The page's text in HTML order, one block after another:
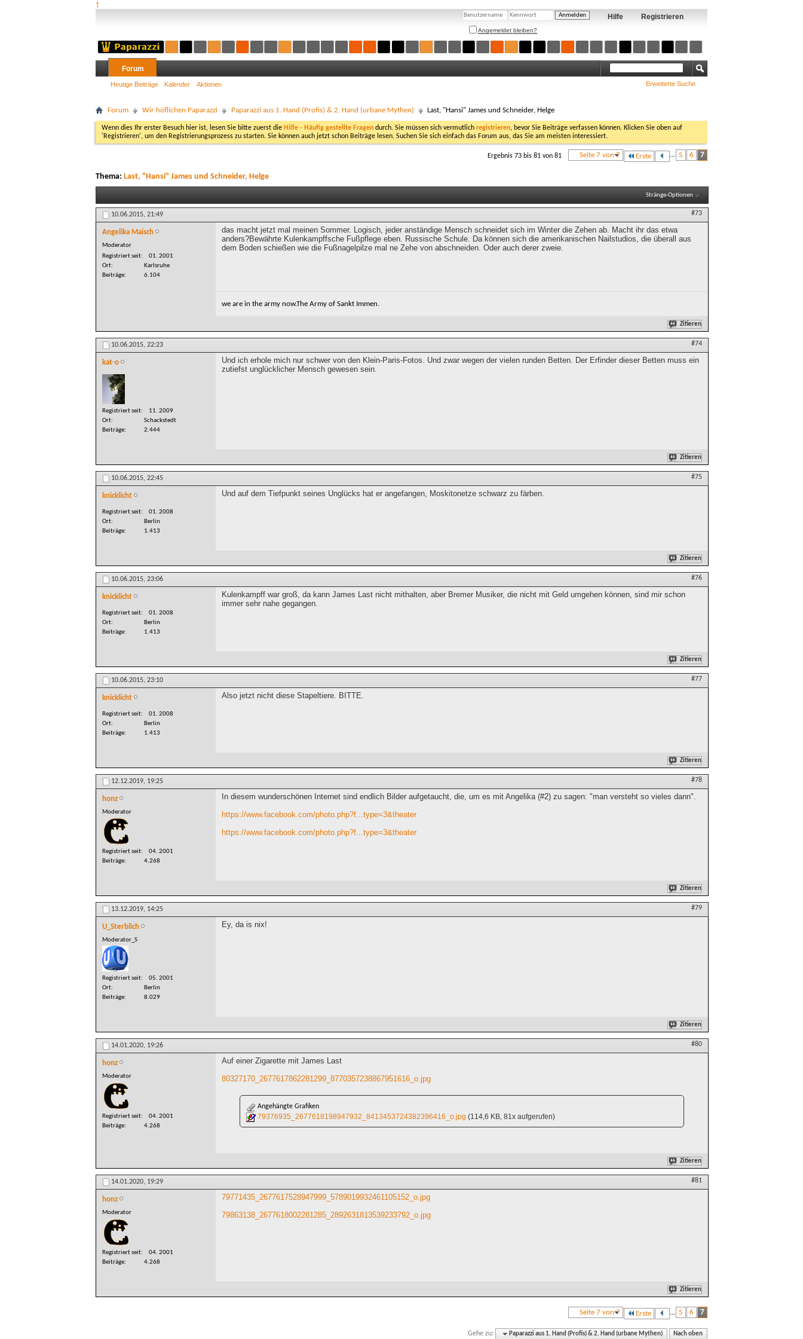
†
Registrieren
Hilfe
Angemeldet bleiben?
Forum
Heutige Beiträge Kalender Aktionen Erweiterte Suche
Forum Wir höflichen Paparazzi Paparazzi aus 1. Hand (Profis) & 2. Hand (urbane Mythen) Last, "Hansi" James und Schneider, Helge
Wenn dies Ihr erster Besuch hier ist, lesen Sie bitte zuerst die Hilfe - Häufig gestellte Fragen durch. Sie müssen sich vermutlich registrieren, bevor Sie Beiträge verfassen können. Klicken Sie oben auf
'Registrieren', um den Registrierungsprozess zu starten. Sie können auch jetzt schon Beiträge lesen. Suchen Sie sich einfach das Forum aus, das Sie am meisten interessiert.
Seite 7 von 7 Erste ... 5 6 7
Ergebnis 73 bis 81 von 81
Thema: Last, "Hansi" James und Schneider, Helge
Stränge-Optionen
10.06.2015, 21:49 #73
Angelika Maisch
Moderator
Registriert seit
01. 2001
Ort
Karlsruhe
Beiträge
6.104
das macht jetzt mal meinen Sommer. Logisch, jeder anständige Mensch schneidet sich im Winter die Zehen ab. Macht ihr das etwa
anders?Bewährte Kulenkampffsche Fußpflege eben. Russische Schule. Da können sich die amerikanischen Nailstudios, die überall aus
dem Boden schießen wie die Fußnagelpilze mal ne Zehe von abschneiden. Oder auch derer zweie.
we are in the army now.The Army of Sankt Immen.
Zitieren
10.06.2015, 22:23 #74
kat-o
Registriert seit
11. 2009
Ort
Schackstedt
Beiträge
2.444
Und ich erhole mich nur schwer von den Klein-Paris-Fotos. Und zwar wegen der vielen runden Betten. Der Erfinder dieser Betten muss ein
zutiefst unglücklicher Mensch gewesen sein.
Zitieren
10.06.2015, 22:45 #75
knicklicht
Registriert seit
01. 2008
Ort
Berlin
Beiträge
1.413
Und auf dem Tiefpunkt seines Unglücks hat er angefangen, Moskitonetze schwarz zu färben.
Zitieren
10.06.2015, 23:06 #76
knicklicht
Registriert seit
01. 2008
Ort
Berlin
Beiträge
1.413
Kulenkampff war groß, da kann James Last nicht mithalten, aber Bremer Musiker, die nicht mit Geld umgehen können, sind mir schon
immer sehr nahe gegangen.
Zitieren
10.06.2015, 23:10 #77
knicklicht
Registriert seit
01. 2008
Ort
Berlin
Beiträge
1.413
Also jetzt nicht diese Stapeltiere. BITTE.
Zitieren
12.12.2019, 19:25 #78
honz
Moderator
Registriert seit
04. 2001
Beiträge
4.268
In diesem wunderschönen Internet sind endlich Bilder aufgetaucht, die, um es mit Angelika (#2) zu sagen: "man versteht so vieles dann".
https://www.facebook.com/photo.php?f...type=3&theater
https://www.facebook.com/photo.php?f...type=3&theater
Zitieren
13.12.2019, 14:25 #79
U_Sterblich
Moderator_S
Registriert seit
05. 2001
Ort
Berlin
Beiträge
8.029
Ey, da is nix!
Zitieren
14.01.2020, 19:26 #80
honz
Moderator
Registriert seit
04. 2001
Beiträge
4.268
Auf einer Zigarette mit James Last
80327170_2677617862281299_8770357238867951616_o.jpg
Angehängte Grafiken
79376935_2677618198947932_8413453724382396416_o.jpg (114,6 KB, 81x aufgerufen)
Zitieren
14.01.2020, 19:29 #81
honz
Moderator
Registriert seit
04. 2001
Beiträge
4.268
79771435_2677617528947999_5789019932461105152_o.jpg
79863138_2677618002281285_2892631813539233792_o.jpg
Zitieren
Seite 7 von 7 Erste ... 5 6 7
Gehe zu: Paparazzi aus 1. Hand (Profis) & 2. Hand (urbane Mythen) Nach oben